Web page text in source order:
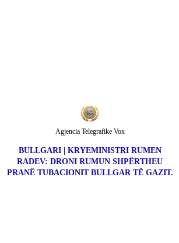
BULLGARI | KRYEMINISTRI RUMEN
RADEV: DRONI RUMUN SHPËRTHEU
PRANË TUBACIONIT BULLGAR TË GAZIT.
Agjencia Telegrafike Vox